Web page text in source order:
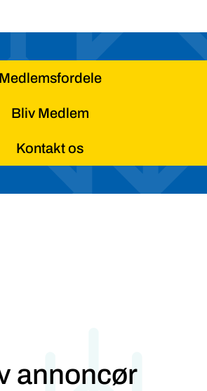
Medlemsfordele
Bliv Medlem
Kontakt os
annoncør